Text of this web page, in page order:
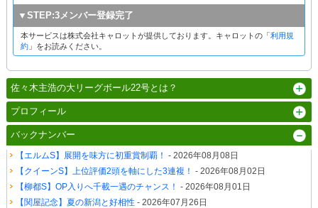
▼STEP:3メンバー登録完了
本サービスは株式会社キャロットが提供しております。キャロットの「利用規
約」をお読みください。
佐々木主浩の大リーグボール22号とは？
プロフィール
バックナンバー
【エルムS】展開を味方に初重賞制覇！ - 2026年08月08日
【クイーンS】上位評価2頭を軸にした3連複！ - 2026年08月02日
【柳都S】OP入りへ千載一遇のチャンス！ - 2026年08月01日
【関屋記念】夏の新潟と好相性- 2026年07月26日